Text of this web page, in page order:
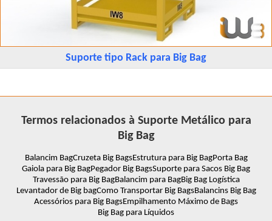
Suporte tipo Rack para Big Bag
Termos relacionados à Suporte Metálico para
Big Bag
Balancim BagCruzeta Big BagsEstrutura para Big BagPorta Bag
Gaiola para Big BagPegador Big BagsSuporte para Sacos Big Bag
Travessão para Big BagBalancim para BagBig Bag Logística
Levantador de Big bagComo Transportar Big BagsBalancins Big Bag
Acessórios para Big BagsEmpilhamento Máximo de Bags
Big Bag para Líquidos